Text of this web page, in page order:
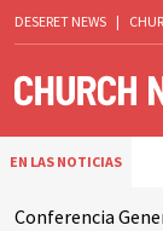
DESERET NEWS |
EN LAS NOTICIAS
Conferencia